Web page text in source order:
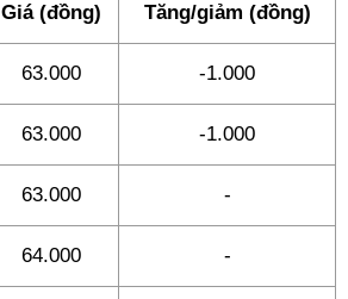
Giá (đồng) Tăng/giảm (đồng)
63.000 -1.000
63.000 -1.000
63.000 -
64.000 -